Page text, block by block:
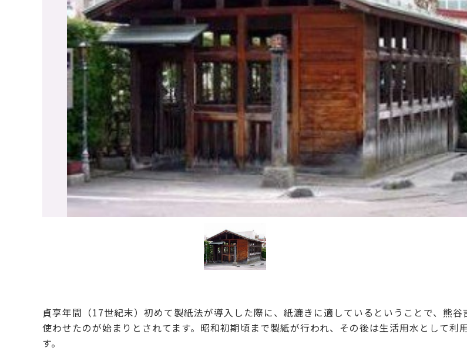
貞享年間（17世紀末）初めて製紙法が導入した際に、紙漉きに適しているということで、熊谷
使わせたのが始まりとされてます。昭和初期頃まで製紙が行われ、その後は生活用水として利
す。